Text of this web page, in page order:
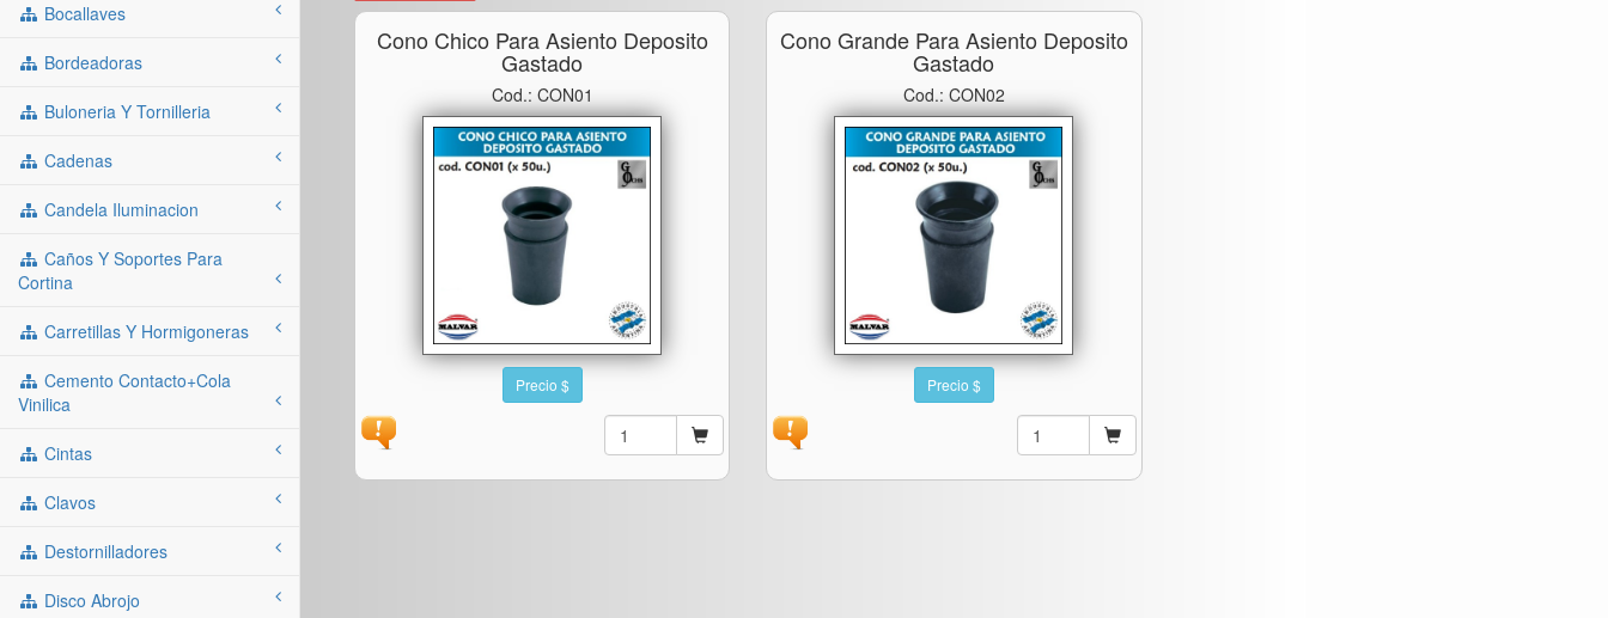
Bocallaves
Bordeadoras
Buloneria Y Tornilleria
Cadenas
Candela Iluminacion
Caños Y Soportes Para
Cortina
Carretillas Y Hormigoneras
Cemento Contacto+cola
Vinilica
Cintas
Clavos
Destornilladores
Disco Abrojo
Cono Chico Para Asiento Deposito
Gastado
Cod.: CON01
Precio $
Cono Grande Para Asiento Deposito
Gastado
Cod.: CON02
Precio $